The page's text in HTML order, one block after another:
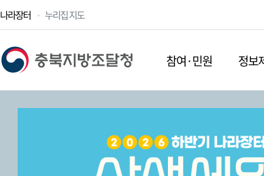
나라장터 누리집 지도
참여·민원 정보